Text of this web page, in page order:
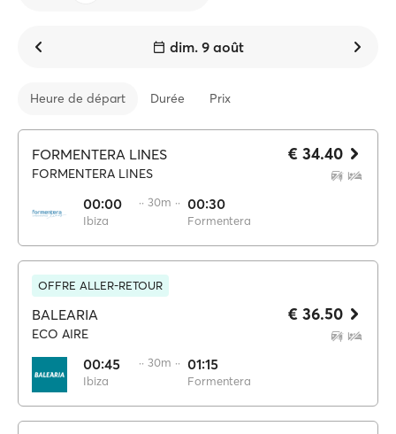
dim. 9 août
Heure de départ Durée Prix
FORMENTERA LINES
FORMENTERA LINES
00:00
Ibiza
·· 30m ·· 00:30
Formentera
€ 34.40
OFFRE ALLER-RETOUR
BALEARIA
ECO AIRE
00:45
Ibiza
·· 30m ·· 01:15
Formentera
€ 36.50